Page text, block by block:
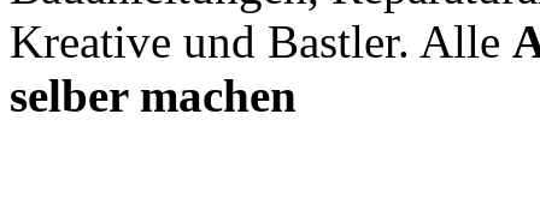
Kreative und Bastler. Alle
selber machen